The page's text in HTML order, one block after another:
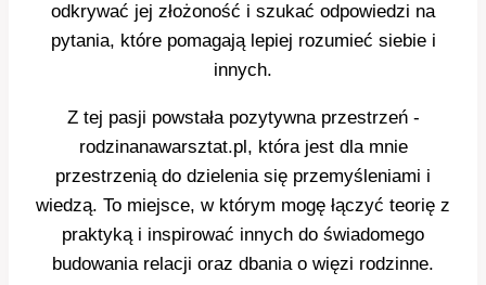
odkrywać jej złożoność i szukać odpowiedzi na
pytania, które pomagają lepiej rozumieć siebie i
innych.
Z tej pasji powstała pozytywna przestrzeń -
rodzinanawarsztat.pl, która jest dla mnie
przestrzenią do dzielenia się przemyśleniami i
wiedzą. To miejsce, w którym mogę łączyć teorię z
praktyką i inspirować innych do świadomego
budowania relacji oraz dbania o więzi rodzinne.